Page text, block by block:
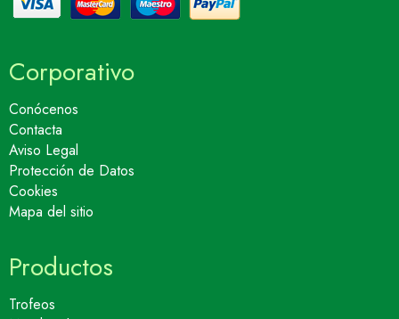
Corporativo
Conócenos
Contacta
Aviso Legal
Protección de Datos
Cookies
Mapa del sitio
Productos
Trofeos